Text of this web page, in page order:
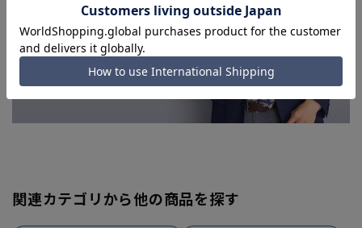
関連カテゴリから他の商品を探す